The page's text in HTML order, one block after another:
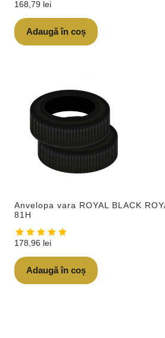
168,79 lei
Adaugă în coș
Anvelopa vara ROYAL BLACK
81H
178,96 lei
Adaugă în coș